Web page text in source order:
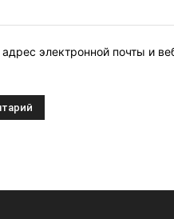
электронной почты и